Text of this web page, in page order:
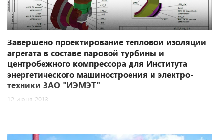
Завершено проектирование тепловой изоляции
агрегата в составе паровой турбины и
центробежного компрессора для Института
энергетического машиностроения и электро-
техники ЗАО "ИЭМЭТ"
12 июня 2013